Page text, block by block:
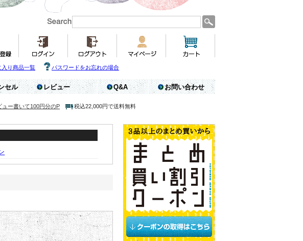
入り商品一覧 パスワードをお忘れの場合
セル レビュー Q&A お問い合わせ
ュー書いて100円分のP 税込22,000円で送料無料